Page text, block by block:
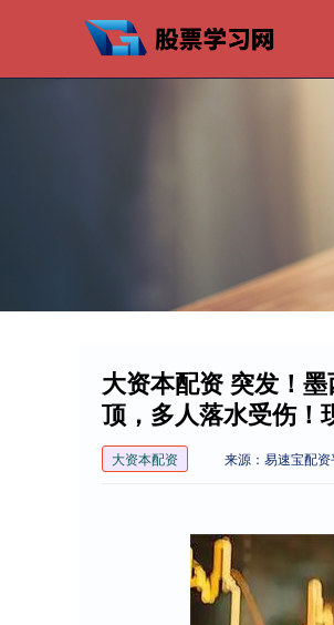
大资本配资 突发！
顶，多人落水受伤
大资本配资 来源：易速宝配资